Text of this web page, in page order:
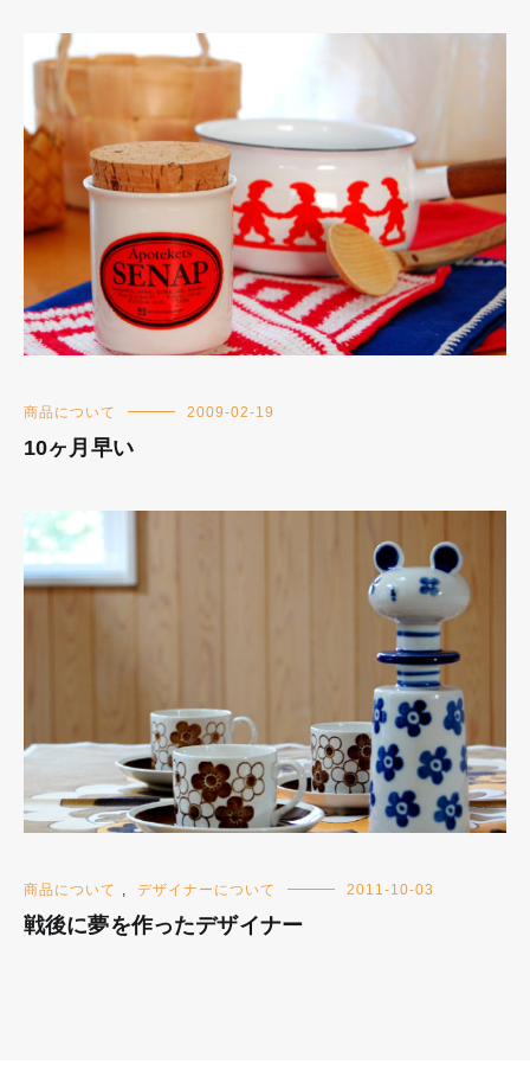
商品について 2009-02-19
10ヶ月早い
商品について , デザイナーについて 2011-10-03
戦後に夢を作ったデザイナー